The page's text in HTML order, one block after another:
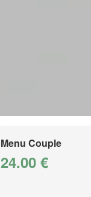
Menu Couple
24.00 €